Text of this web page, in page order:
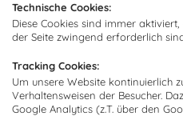
Technische Cookies:
Diese Cookies sind immer
der Seite zwingend erforderlich
Tracking Cookies:
Um unsere Website kontinuierlich
Verhaltensweisen der Besucher.
Google Analytics (z.T. über den
Cocooning24 Küchen
Über Cocooning24
Über uns
Impressum
Kundendienst